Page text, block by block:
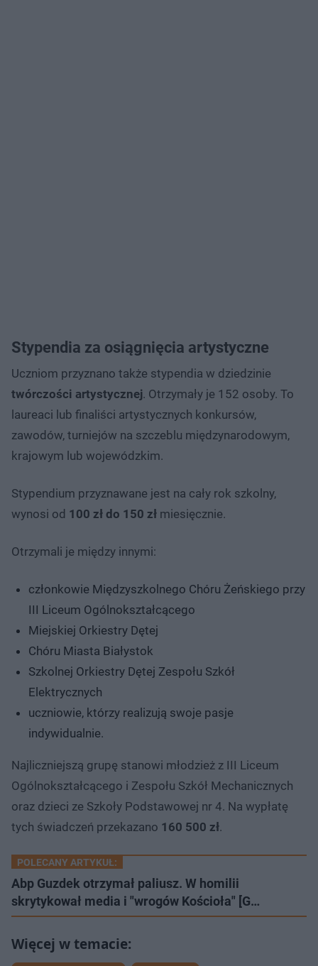
Stypendia za osiągnięcia artystyczne
Uczniom przyznano także stypendia w dziedzinie
twórczości artystycznej. Otrzymały je 152 osoby. To
laureaci lub finaliści artystycznych konkursów,
zawodów, turniejów na szczeblu międzynarodowym,
krajowym lub wojewódzkim.
Stypendium przyznawane jest na cały rok szkolny,
wynosi od 100 zł do 150 zł miesięcznie.
Otrzymali je między innymi:
członkowie Międzyszkolnego Chóru Żeńskiego przy
III Liceum Ogólnokształcącego
Miejskiej Orkiestry Dętej
Chóru Miasta Białystok
Szkolnej Orkiestry Dętej Zespołu Szkół
Elektrycznych
uczniowie, którzy realizują swoje pasje
indywidualnie.
Najliczniejszą grupę stanowi młodzież z III Liceum
Ogólnokształcącego i Zespołu Szkół Mechanicznych
oraz dzieci ze Szkoły Podstawowej nr 4. Na wypłatę
tych świadczeń przekazano 160 500 zł.
POLECANY ARTYKUŁ:
Abp Guzdek otrzymał paliusz. W homilii
skrytykował media i "wrogów Kościoła" [G…